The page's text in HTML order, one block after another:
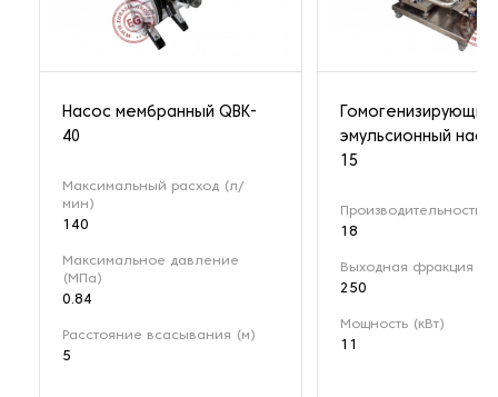
Насос мембранный QBK-
40
Максимальный расход (л/
мин)
140
Максимальное давление
(МПа)
0.84
Расстояние всасывания (м)
5
Гомогенизирующий
эмульсионный
15
Производительность
18
Выходная фракция
250
Мощность (кВт)
11